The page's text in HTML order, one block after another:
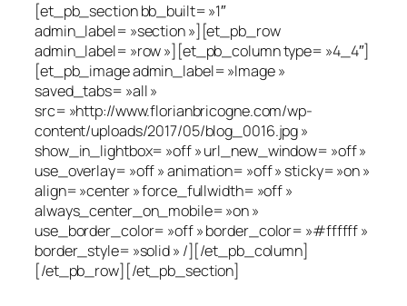
[et_pb_section bb_built= »1″
admin_label= »section »][et_pb_row
admin_label= »row »][et_pb_column type= »4_4″]
[et_pb_image admin_label= »Image »
saved_tabs= »all »
src= »http://www.florianbricogne.com/wp-
content/uploads/2017/05/blog_0016.jpg »
show_in_lightbox= »off » url_new_window= »off »
use_overlay= »off » animation= »off » sticky= »on »
align= »center » force_fullwidth= »off »
always_center_on_mobile= »on »
use_border_color= »off » border_color= »#ffffff »
border_style= »solid » /][/et_pb_column]
[/et_pb_row][/et_pb_section]